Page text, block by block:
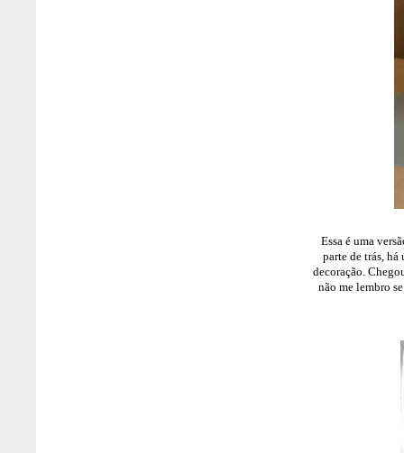
Essa é uma
parte de trás,
decoração.
não me lembro